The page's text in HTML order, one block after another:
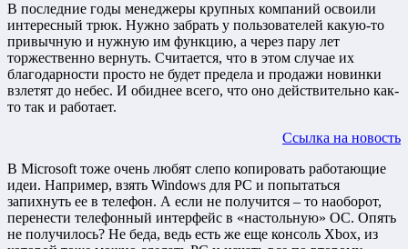
В последние годы менеджеры крупных компаний освоили
интересный трюк. Нужно забрать у пользователей какую-то
привычную и нужную им функцию, а через пару лет
торжественно вернуть. Считается, что в этом случае их
благодарности просто не будет предела и продажи новинки
взлетят до небес. И обиднее всего, что оно действительно как-
то так и работает.
Ссылка на новость
В Microsoft тоже очень любят слепо копировать работающие
идеи. Например, взять Windows для PC и попытаться
запихнуть ее в телефон. А если не получится – то наоборот,
перенести телефонный интерфейс в «настольную» ОС. Опять
не получилось? Не беда, ведь есть же еще консоль Xbox, из